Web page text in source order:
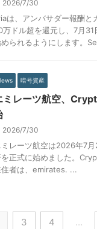
2026/7/30
は、アンバサダー報酬と
万ドル超を還元し、7月
られるようにします。
暗号資産
ミレーツ航空、
2026/7/30
レーツ航空は2026年7
正式に始めました。
者は、emirates. ...
3 4 …